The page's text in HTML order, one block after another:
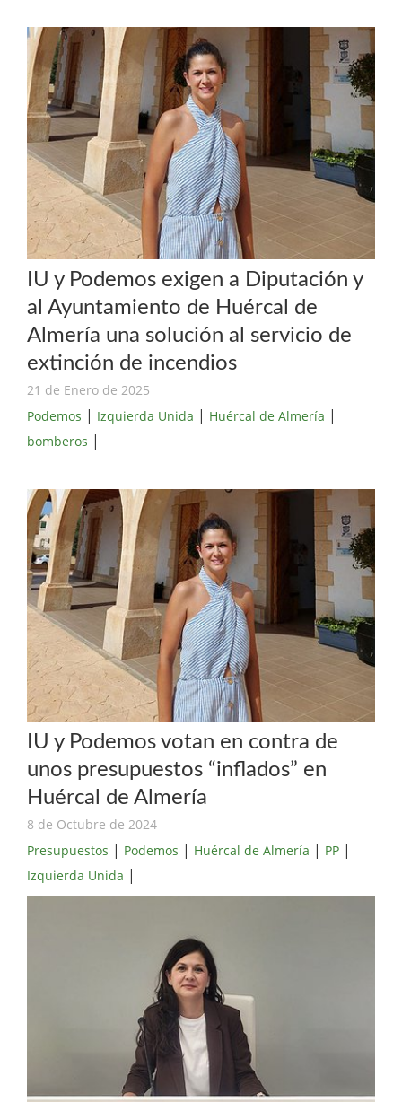
IU y Podemos exigen a Diputación y
al Ayuntamiento de Huércal de
Almería una solución al servicio de
extinción de incendios
21 de Enero de 2025
Podemos | Izquierda Unida | Huércal de Almería |
bomberos |
IU y Podemos votan en contra de
unos presupuestos “inflados” en
Huércal de Almería
8 de Octubre de 2024
Presupuestos | Podemos | Huércal de Almería | PP |
Izquierda Unida |